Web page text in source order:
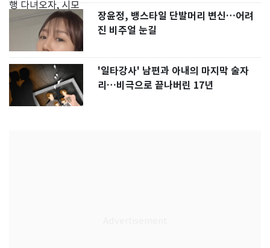
장윤정, 뱅스타일 단발머리 변신…어려
진 비주얼 눈길
'일타강사' 남편과 아내의 마지막 술자
리…비극으로 끝나버린 17년